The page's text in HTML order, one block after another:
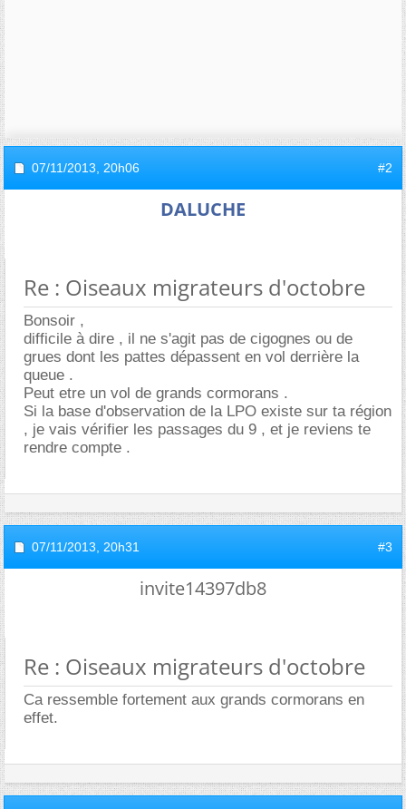
07/11/2013, 20h06 #2
DALUCHE
Re : Oiseaux migrateurs d'octobre
Bonsoir ,
difficile à dire , il ne s'agit pas de cigognes ou de
grues dont les pattes dépassent en vol derrière la
queue .
Peut etre un vol de grands cormorans .
Si la base d'observation de la LPO existe sur ta région
, je vais vérifier les passages du 9 , et je reviens te
rendre compte .
07/11/2013, 20h31 #3
invite14397db8
Re : Oiseaux migrateurs d'octobre
Ca ressemble fortement aux grands cormorans en
effet.